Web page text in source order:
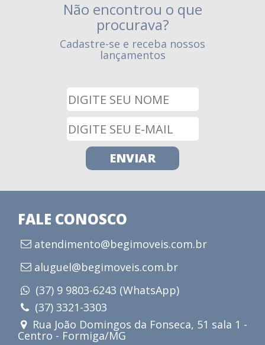
Não encontrou o que
procurava?
Cadastre-se e receba nossos
lançamentos
FALE CONOSCO
atendimento@begimoveis.com.br
aluguel@begimoveis.com.br
(37) 9 9803-6243 (WhatsApp)
(37) 3321-3303
Rua João Domingos da Fonseca, 51 sala 1 -
Centro - Formiga/MG